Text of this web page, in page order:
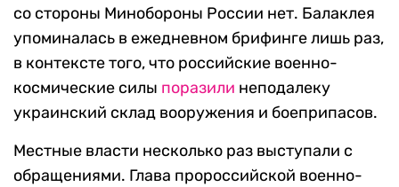
со стороны Минобороны России нет. Балаклея
упоминалась в ежедневном брифинге лишь раз,
в контексте того, что российские военно-
космические силы поразили неподалеку
украинский склад вооружения и боеприпасов.
Местные власти несколько раз выступали с
обращениями. Глава пророссийской военно-